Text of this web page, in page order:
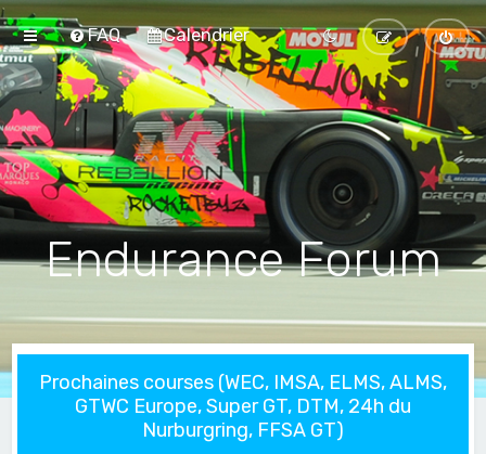
FAQ Calendrier
Endurance Forum
Prochaines courses (WEC, IMSA, ELMS, ALMS,
GTWC Europe, Super GT, DTM, 24h du
Nurburgring, FFSA GT)